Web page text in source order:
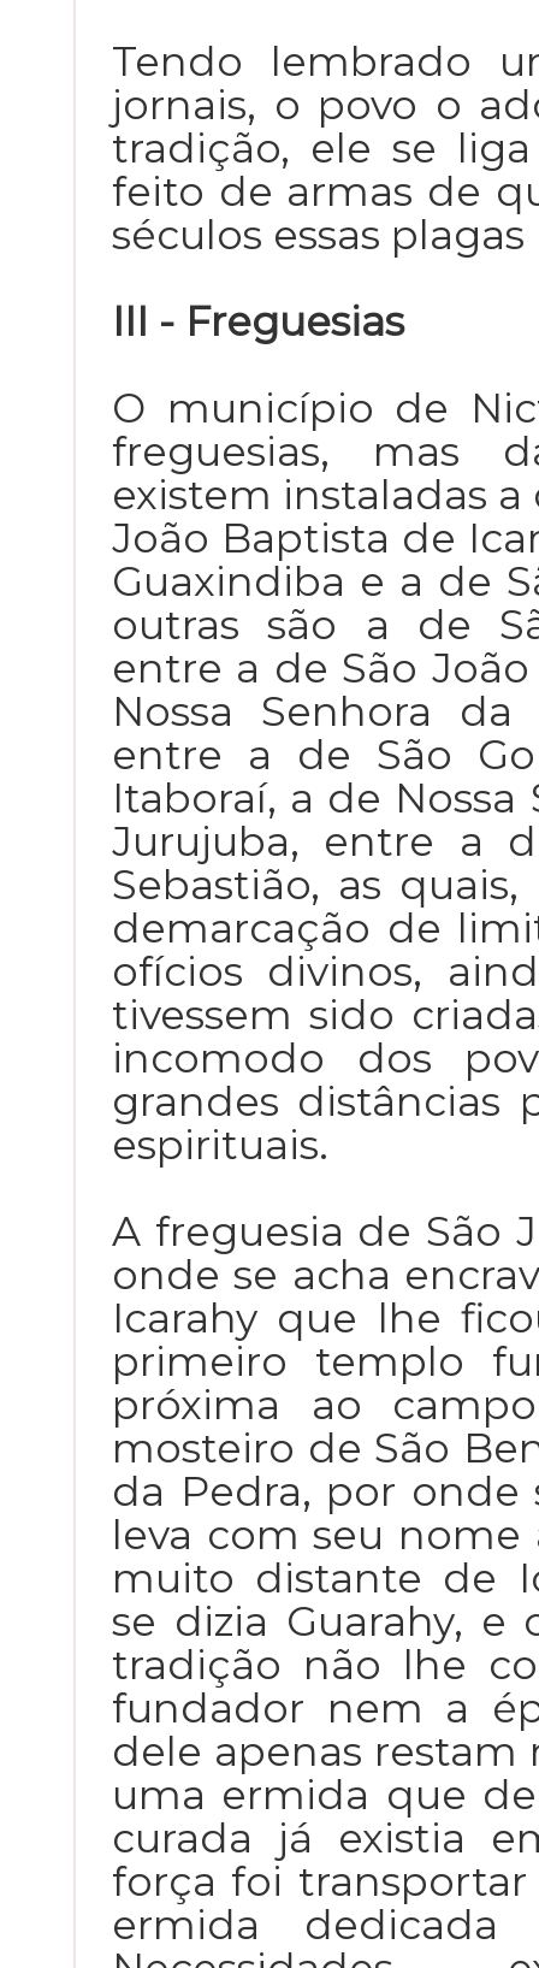
Tendo lembrado
jornais, o povo o
tradição, ele se
feito de armas de
séculos essas
III - Freguesias
O município de
freguesias, mas
existem instaladas
João Baptista de
Guaxindiba e a de
outras são a de
entre a de São
Nossa Senhora
entre a de São
Itaboraí, a de
Jurujuba, entre a
Sebastião, as
demarcação de
ofícios divinos,
tivessem sido
incomodo dos
grandes distâncias
espirituais.
A freguesia de São
onde se acha
Icarahy que lhe
primeiro templo
próxima ao
mosteiro de São
da Pedra, por onde
leva com seu nome
muito distante de
se dizia Guarahy,
tradição não lhe
fundador nem a
dele apenas restam
uma ermida que
curada já existia
força foi
ermida dedicada